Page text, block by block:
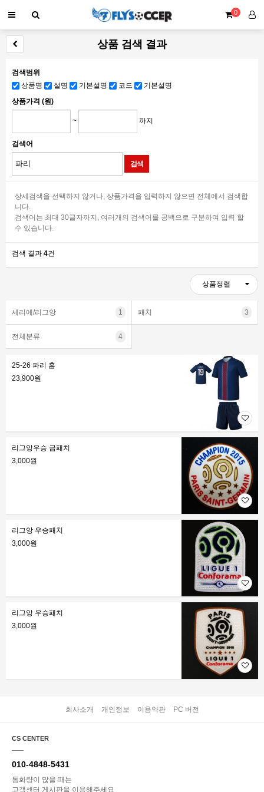
0
상품 검색 결과
검색범위
상품명
설명 기본설명 코드
기본설명
상품가격 (원)
~ 까지
검색어
상세검색을 선택하지 않거나, 상품가격을 입력하지 않으면 전체에서 검색합
니다.
검색어는 최대 30글자까지, 여러개의 검색어를 공백으로 구분하여 입력 할
수 있습니다.
검색 결과 4건
상품정렬
세리에/리그앙 1 패치 3
전체분류 4
25-26 파리 홈
23,900원
리그앙우승 금패치
3,000원
리그앙 우승패치
3,000원
리그앙 우승패치
3,000원
회사소개 개인정보 이용약관 PC 버전
CS CENTER
010-4848-5431
통화량이 많을 때는
고객센터 게시판을 이용해주세요